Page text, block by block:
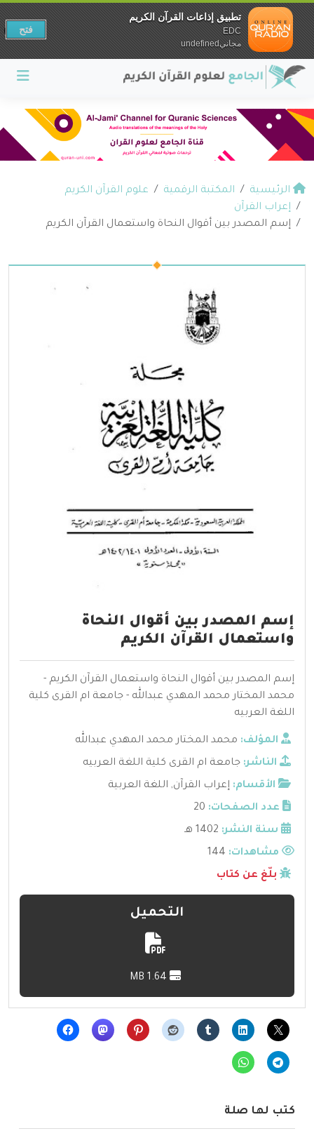
الرئيسية المكتبة الرقمية
علوم القرآن الكريم
إعراب القرآن
إسم المصدر بين أقوال النحاة واستعمال القرآن الكريم
إسم المصدر بين أقوال النحاة
واستعمال القرآن الكريم
إسم المصدر بين أقوال النحاة واستعمال القرآن الكريم -
محمد المختار محمد المهدي عبدالله - جامعة ام القرى كلية
اللغة العربيه
المؤلف: محمد المختار محمد المهدي عبدالله
الناشر: جامعة ام القرى كلية اللغة العربيه
الأقسام: إعراب القرآن, اللغة العربية
عدد الصفحات: 20
سنة النشر: 1402 هـ
مشاهدات:
بلّغ عن كتاب
التحميل
كتب لها صلة
تطبيق إذاعات القرآن الكريم
EDC
مجانيundefined
فتح